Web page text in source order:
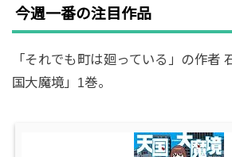
今週一番の注目作品
「それでも町は廻っている」の作者
国大魔境」1巻。